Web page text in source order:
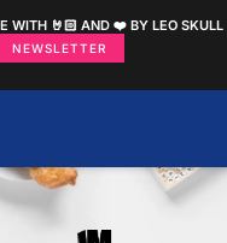
WITH 🤘🏻 AND ❤️ BY LEO SKULL
NEWSLETTER